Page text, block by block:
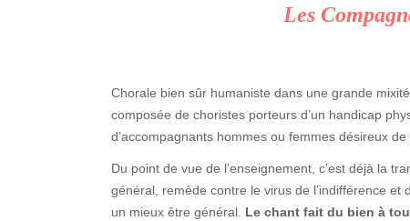
Les
Chorale bien sûr humaniste dans une grande
composée de choristes porteurs d’un handicap
d’accompagnants hommes ou femmes désireux
Du point de vue de l’enseignement, c’est déjà la
général, remède contre le virus de l’indifférence et
un mieux être général. Le chant fait du bien à